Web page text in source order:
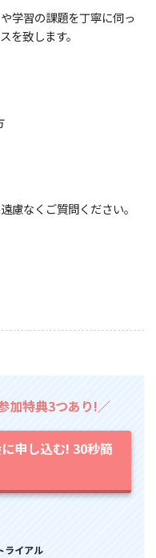
学習の課題を丁寧に伺っ
を致します。
慮なくご質問ください。
加特典3つあり!／
申し込む! 30秒簡
ライアル